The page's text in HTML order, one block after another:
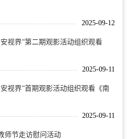
2025-09-12
视界”第二期观影活动组织观看
2025-09-11
视界”首期观影活动组织观看《南
2025-09-11
师节走访慰问活动